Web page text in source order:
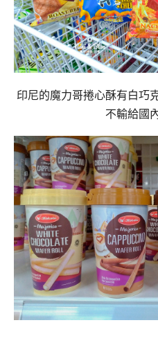
印尼的魔力哥捲心酥有白巧
不輸給國